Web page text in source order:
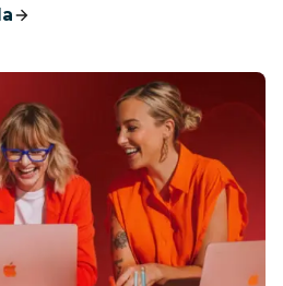
moved - discover how they